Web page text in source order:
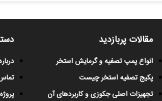
مقالات پربازدید
انواع پمپ تصفیه و گرمایش استخر
پکیج تصفیه استخر چیست
تجهیزات اصلی جکوزی و کاربردهای آن